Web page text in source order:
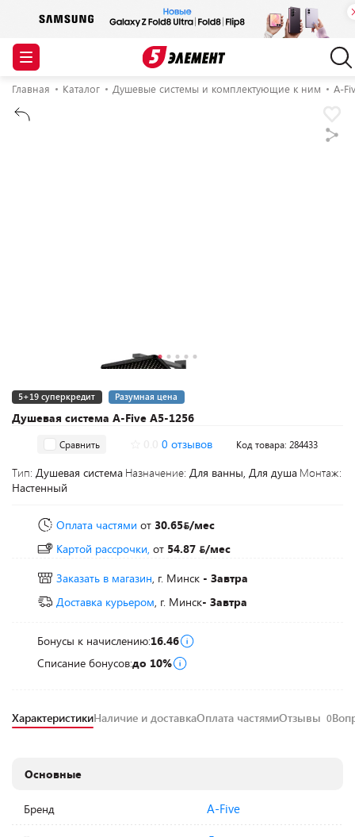
Главная Каталог Душевые системы и комплектующие к ним A-
Душевая система A-Five A5-1256
5+19 суперкредит Разумная цена
Сравнить 0 отзывов Код товара: 284433
Тип: Душевая система Назначение: Для ванны, Для душа Монтаж:
Настенный
Оплата частями от 30.65 /мес
Картой рассрочки, от 54.87
/мес
Заказать в магазин, г. Минск - Завтра
Доставка курьером, г. Минск- Завтра
Бонусы к начислению:16.46
Списание бонусов:до 10%
ХарактеристикиНаличие и доставкаОплата частямиОтзывы 0
Основные
Бренд A-Five